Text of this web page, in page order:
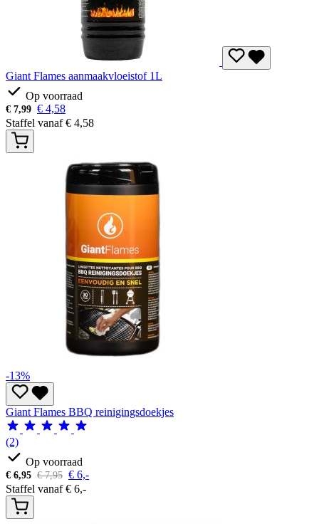
Giant Flames aanmaakvloeistof 1L
Op voorraad
€ 7,99 € 4,58
Staffel vanaf€ 4,58
-13%
Giant Flames BBQ reinigingsdoekjes
(2)
Op voorraad
€ 6,95 €7,95 € 6,-
Staffel vanaf€ 6,-